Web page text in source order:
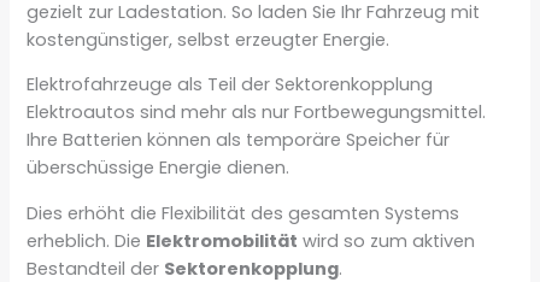
gezielt zur Ladestation. So laden Sie Ihr Fahrzeug mit
kostengünstiger, selbst erzeugter Energie.
Elektrofahrzeuge als Teil der Sektorenkopplung
Elektroautos sind mehr als nur Fortbewegungsmittel.
Ihre Batterien können als temporäre Speicher für
überschüssige Energie dienen.
Dies erhöht die Flexibilität des gesamten Systems
erheblich. Die Elektromobilität wird so zum aktiven
Bestandteil der Sektorenkopplung.